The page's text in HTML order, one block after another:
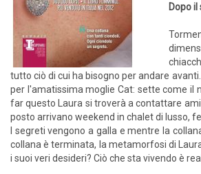
Dopo
tutto ciò di cui ha bisogno per andare
per l'amatissima moglie Cat: sette come il
far questo Laura si troverà a contattare
posto arrivano weekend in chalet di lusso,
I segreti vengono a galla e mentre la
collana è terminata, la metamorfosi di
i suoi veri desideri? Ciò che sta vivendo è